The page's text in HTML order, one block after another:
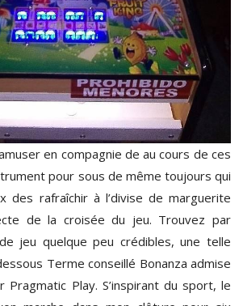
en compagnie de au cours de ces
pour sous de même toujours qui
des rafraîchir à l’divise de marguerite
de la croisée du jeu. Trouvez par
jeu quelque peu crédibles, une telle
Terme conseillé Bonanza admise
Pragmatic Play. S’inspirant du sport, le